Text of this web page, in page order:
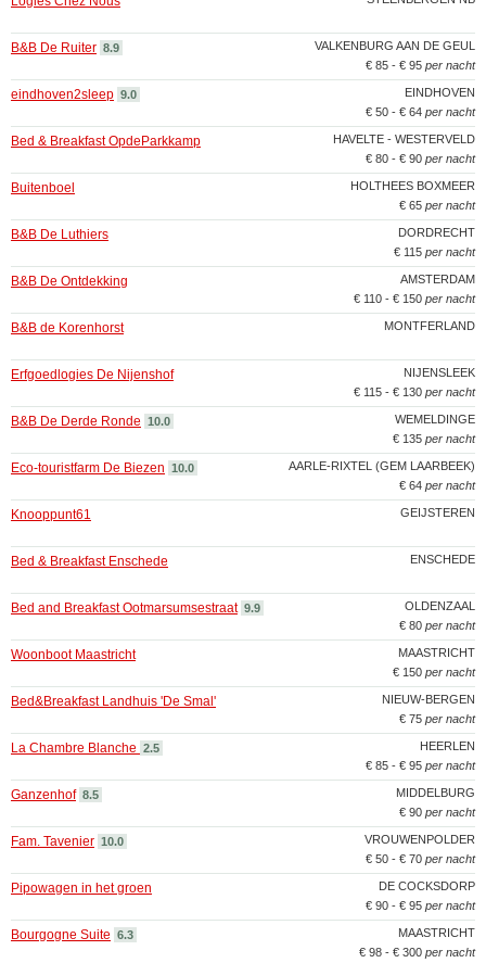
VALKENBURG AAN DE GEUL
B&B De Ruiter 8.9
€ 85 - € 95 per nacht
EINDHOVEN
eindhoven2sleep 9.0
€ 50 - € 64 per nacht
HAVELTE - WESTERVELD
Bed & Breakfast OpdeParkkamp
€ 80 - € 90 per nacht
HOLTHEES BOXMEER
Buitenboel
€ 65 per nacht
DORDRECHT
B&B De Luthiers
€ 115 per nacht
AMSTERDAM
B&B De Ontdekking
€ 110 - € 150 per nacht
MONTFERLAND
B&B de Korenhorst
NIJENSLEEK
Erfgoedlogies De Nijenshof
€ 115 - € 130 per nacht
WEMELDINGE
B&B De Derde Ronde 10.0
€ 135 per nacht
AARLE-RIXTEL (GEM LAARBEEK)
Eco-touristfarm De Biezen 10.0
€ 64 per nacht
GEIJSTEREN
Knooppunt61
ENSCHEDE
Bed & Breakfast Enschede
OLDENZAAL
Bed and Breakfast Ootmarsumsestraat 9.9
€ 80 per nacht
MAASTRICHT
Woonboot Maastricht
€ 150 per nacht
NIEUW-BERGEN
Bed&Breakfast Landhuis 'De Smal'
€ 75 per nacht
HEERLEN
La Chambre Blanche 2.5
€ 85 - € 95 per nacht
MIDDELBURG
Ganzenhof 8.5
€ 90 per nacht
VROUWENPOLDER
Fam. Tavenier 10.0
€ 50 - € 70 per nacht
DE COCKSDORP
Pipowagen in het groen
€ 90 - € 95 per nacht
MAASTRICHT
Bourgogne Suite 6.3
€ 98 - € 300 per nacht